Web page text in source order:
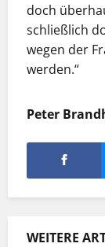
doch
schließlich
wegen der
werden.“
Peter
WEITERE